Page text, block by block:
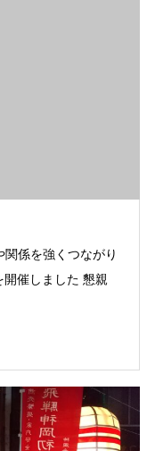
係を強くつながり
催しました 懇親